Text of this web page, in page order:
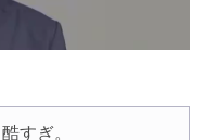
すぎ。